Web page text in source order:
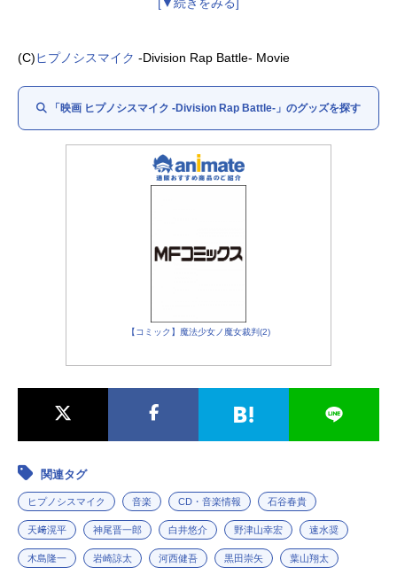
毒島メイソン理鶯：
Fling Posse
飴村乱数：白井悠介
夢野幻太郎：斉藤壮馬
天谷奴零：黒田崇矢
Bad Ass Temple
天国獄：竹内栄治
東方天乙統女：小林ゆう
勘解由小路 無花果： たかはし智秋
(C)ヒプノシスマイク -Division Rap Battle- Movie
「映画 ヒプノシスマイク -Division Rap Battle-」のグッズを探す
【コミック】魔法少女ノ魔女裁判(2)
関連タグ
ヒプノシスマイク 音楽 CD・音楽情報 石谷春貴
天﨑滉平 神尾晋一郎 白井悠介 野津山幸宏 速水奨
木島隆一 岩崎諒太 河西健吾 黒田崇矢 葉山翔太